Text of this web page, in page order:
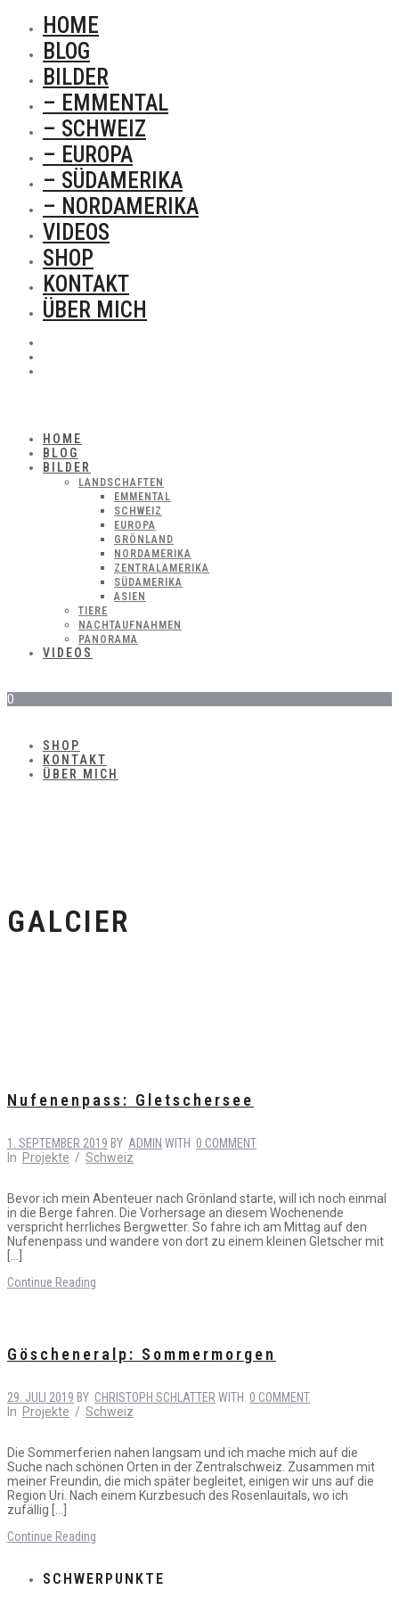
HOME
BLOG
BILDER
– EMMENTAL
– SCHWEIZ
– EUROPA
– SÜDAMERIKA
– NORDAMERIKA
VIDEOS
SHOP
KONTAKT
ÜBER MICH
HOME
BLOG
BILDER
LANDSCHAFTEN
EMMENTAL
SCHWEIZ
EUROPA
GRÖNLAND
NORDAMERIKA
ZENTRALAMERIKA
SÜDAMERIKA
ASIEN
TIERE
NACHTAUFNAHMEN
PANORAMA
VIDEOS
0
SHOP
KONTAKT
ÜBER MICH
GALCIER
Nufenenpass: Gletschersee
1. SEPTEMBER 2019 BY ADMIN WITH 0 COMMENT
In Projekte / Schweiz
Bevor ich mein Abenteuer nach Grönland starte, will ich noch einmal
in die Berge fahren. Die Vorhersage an diesem Wochenende
verspricht herrliches Bergwetter. So fahre ich am Mittag auf den
Nufenenpass und wandere von dort zu einem kleinen Gletscher mit
Continue Reading
Göscheneralp: Sommermorgen
29. JULI 2019 BY CHRISTOPH SCHLATTER WITH 0 COMMENT
In Projekte / Schweiz
Die Sommerferien nahen langsam und ich mache mich auf die
Suche nach schönen Orten in der Zentralschweiz. Zusammen mit
meiner Freundin, die mich später begleitet, einigen wir uns auf die
Region Uri. Nach einem Kurzbesuch des Rosenlauitals, wo ich
zufällig […]
Continue Reading
SCHWERPUNKTE